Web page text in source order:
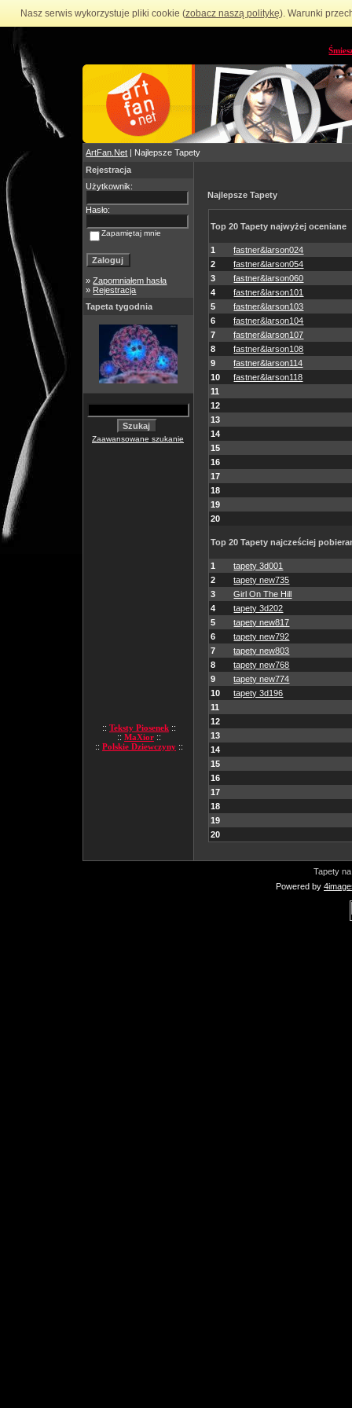
Nasz serwis wykorzystuje pliki cookie (zobacz naszą politykę). Warunki
ArtFan.Net | Najlepsze Tapety
Rejestracja
Użytkownik:
Hasło:
Zapamiętaj mnie
»Zapomniałem hasła
» Rejestracja
Tapeta tygodnia
Zaawansowane szukanie
:: Teksty Piosenek ::
:: MaXior ::
:: Polskie Dziewczyny ::
Najlepsze Tapety
Top 20 Tapety najwyżej oceniane
1
fastner&larson024
2
fastner&larson054
3
fastner&larson060
4
fastner&larson101
5
fastner&larson103
6
fastner&larson104
7
fastner&larson107
8
fastner&larson108
9
fastner&larson114
10
fastner&larson118
11
12
13
14
15
16
17
18
19
20
Top 20 Tapety najcześciej
1
tapety 3d001
2
tapety new735
3
Girl On The Hill
4
tapety 3d202
5
tapety new817
6
tapety new792
7
tapety new803
8
tapety new768
9
tapety new774
10
tapety 3d196
11
12
13
14
15
16
17
18
19
20
Tapety
Powered by